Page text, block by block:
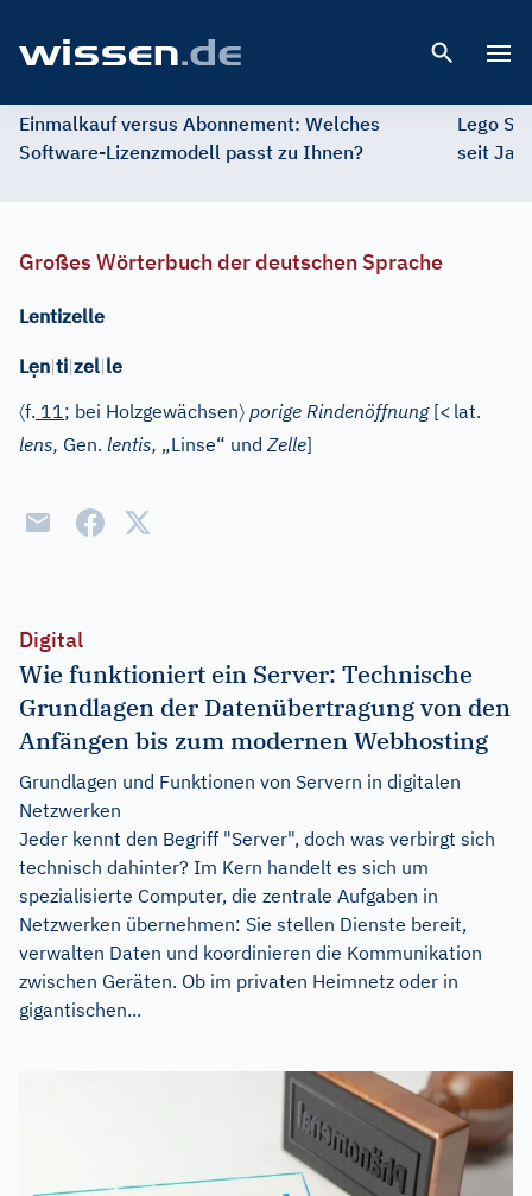
Einmalkauf versus Abonnement: Welches
Software-Lizenzmodell passt zu Ihnen?
Lego
seit
Großes Wörterbuch der deutschen Sprache
Lentizelle
Lẹn|ti|zel|le
〈f. 11; bei Holzgewächsen〉 porige Rindenöffnung[< lat.
lens, Gen. lentis, „Linse“ undZelle]
Digital
Wie funktioniert ein Server: Technische
Grundlagen der Datenübertragung von den
Anfängen bis zum modernen Webhosting
Grundlagen und Funktionen von Servern in digitalen
Netzwerken
Jeder kennt den Begriff "Server", doch was verbirgt sich
technisch dahinter? Im Kern handelt es sich um
spezialisierte Computer, die zentrale Aufgaben in
Netzwerken übernehmen: Sie stellen Dienste bereit,
verwalten Daten und koordinieren die Kommunikation
zwischen Geräten. Ob im privaten Heimnetz oder in
gigantischen...